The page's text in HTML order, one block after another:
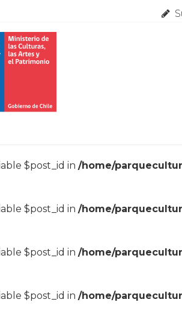
$post_id in/home/
$post_id in/home/
$post_id in/home/
$post_id in/home/